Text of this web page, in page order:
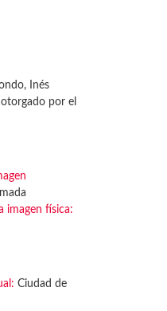
Inés
otorgado por el
imagen física:
Ciudad de